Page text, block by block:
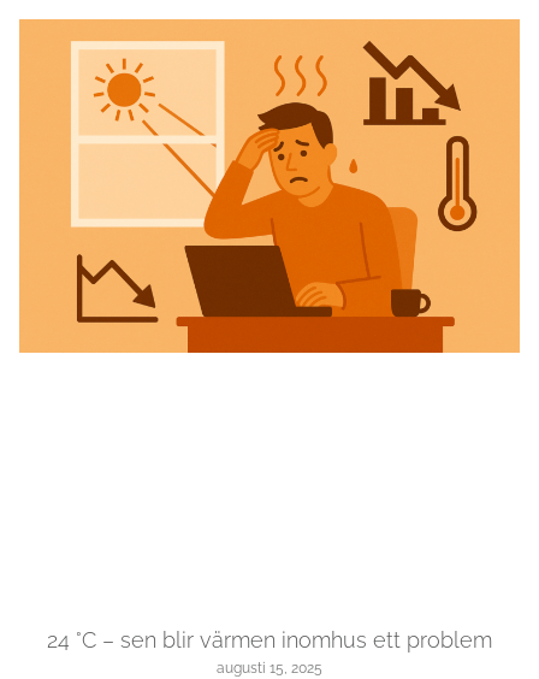
24 °C – sen blir värmen inomhus ett problem
augusti 15, 2025